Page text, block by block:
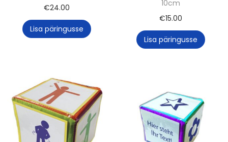
€24.00
Lisa päringusse
10cm
€15.00
Lisa päringusse